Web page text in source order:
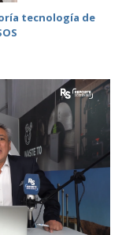
tecnología de